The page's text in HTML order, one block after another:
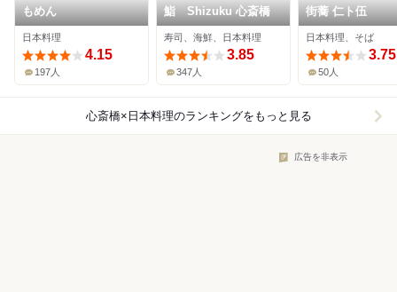
もめん
日本料理
4.15
197人
鮨 Shizuku 心斎橋
寿司、海鮮、日本料理
3.85
347人
街蕎 仁ト伍
日本料理、そば
3.75
50人
心斎橋×日本料理のランキングをもっと見る
広告を非表示